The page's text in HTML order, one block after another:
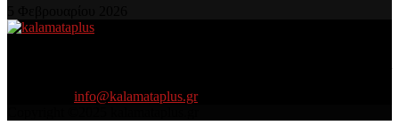
info@kalamataplus.gr